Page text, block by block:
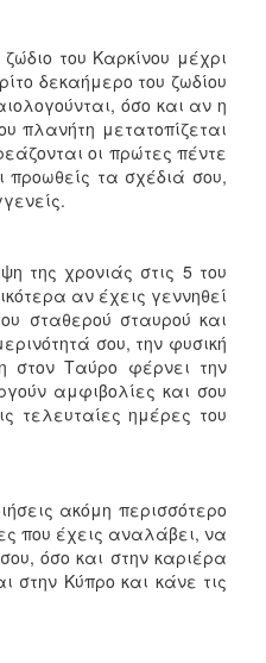
του Καρκίνου μέχρι
δεκαήμερο του ζωδίου
όσο και αν η
πλανήτη μετατοπίζεται
οι πρώτες πέντε
προωθείς τα σχέδιά σου,
της χρονιάς στις 5 του
αν έχεις γεννηθεί
σταθερού σταυρού και
σου, την φυσική
στον Ταύρο φέρνει την
αμφιβολίες και σου
τελευταίες ημέρες του
ακόμη περισσότερο
που έχεις αναλάβει, να
όσο και στην καριέρα
στην Κύπρο και κάνε τις